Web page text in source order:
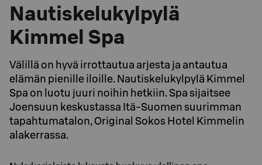
Nautiskelukylpylä
Kimmel Spa
Välillä on hyvä irrottautua arjesta ja antautua
elämän pienille iloille. Nautiskelukylpylä Kimmel
Spa on luotu juuri noihin hetkiin. Spa sijaitsee
Joensuun keskustassa Itä-Suomen suurimman
tapahtumatalon, Original Sokos Hotel Kimmelin
alakerrassa.